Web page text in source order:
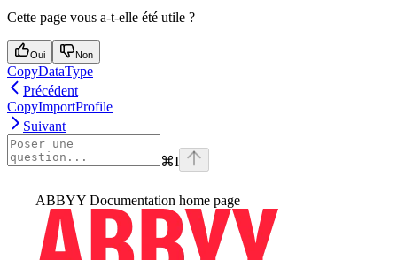
Cette page vous a-t-elle été utile ?
Oui Non
CopyDataType
Précédent
CopyImportProfile
Suivant
⌘I
ABBYY Documentation home page